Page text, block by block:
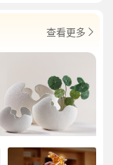
查看更多 